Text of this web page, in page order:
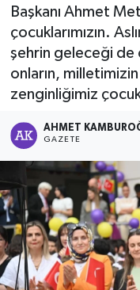
Başkanı Ahmet
çocuklarımızın.
şehrin geleceği de
onların, milletimizin
zenginliğimiz
AHMET
GAZETE